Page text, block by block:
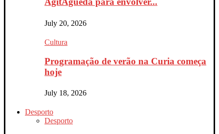
July 20, 2026
Cultura
Programação de verão na Curia começa
hoje
July 18, 2026
Desporto
Desporto